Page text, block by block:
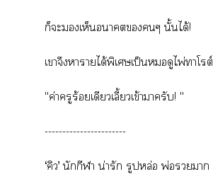
ก็ะเห็นาๆ นั้นได้!
เาจึงาายได้พิเศษเป็นดูไพ่าโต์
"ค่าครูร้อยเดียวเลี้ยวเข้าาครับ! "
-----------------------
‘คิว’ นักกีฬา น่ารัก รูปหล่อ พ่อา